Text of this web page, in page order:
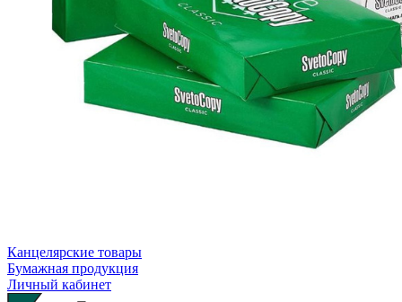
Канцелярские товары
Бумажная продукция
Личный кабинет